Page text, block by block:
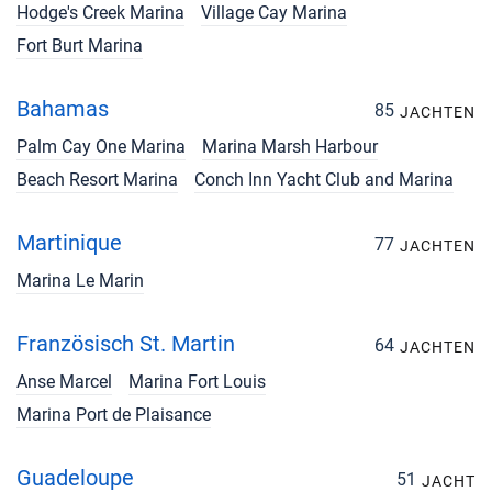
Hodge's Creek Marina
Village Cay Marina
Fort Burt Marina
Bahamas 85 JACHTEN
Palm Cay One Marina
Marina Marsh Harbour
Beach Resort Marina
Conch Inn Yacht Club and Marina
Martinique 77 JACHTEN
Marina Le Marin
Französisch St. Martin 64 JACHTEN
Anse Marcel
Marina Fort Louis
Marina Port de Plaisance
Guadeloupe 51 JACHT